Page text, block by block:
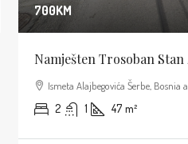
700KM
Namješten Trosoban
Ismeta Alajbegovića Šerbe, Bosnia
2 1 47 m²